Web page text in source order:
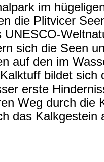
im
die Plitvicer
UNESCO-
sich die Seen
auf den im
bildet sich
erste
Weg durch die
das Kalkgestein